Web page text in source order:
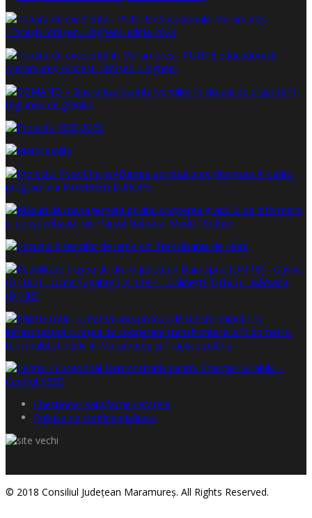
Chestionar satisfacţie cetăţeni
Politica de confidențialitate
© 2018 Consiliul Judeţean Maramureş. All Rights Reserved.